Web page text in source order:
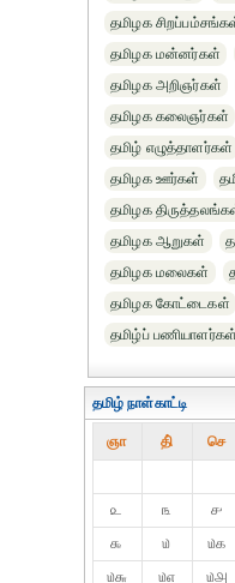
தமிழக
தமிழக மன்னர்கள்
தமிழக அறிஞர்கள்
தமிழக கலைஞர்கள்
தமிழ் எழுத்தாளர்கள்
தமிழக ஊர்கள்
தமிழக
தமிழக ஆறுகள்
தமிழக மலைகள்
தமிழக கோட்டைகள்
தமிழ்ப் பணியாளர்கள்
தமிழ் நாள்காட்டி
ஞா தி் செ
௨
௩ ௪
௯
௰ ௰௧
௰௬
௰௭ ௰௮